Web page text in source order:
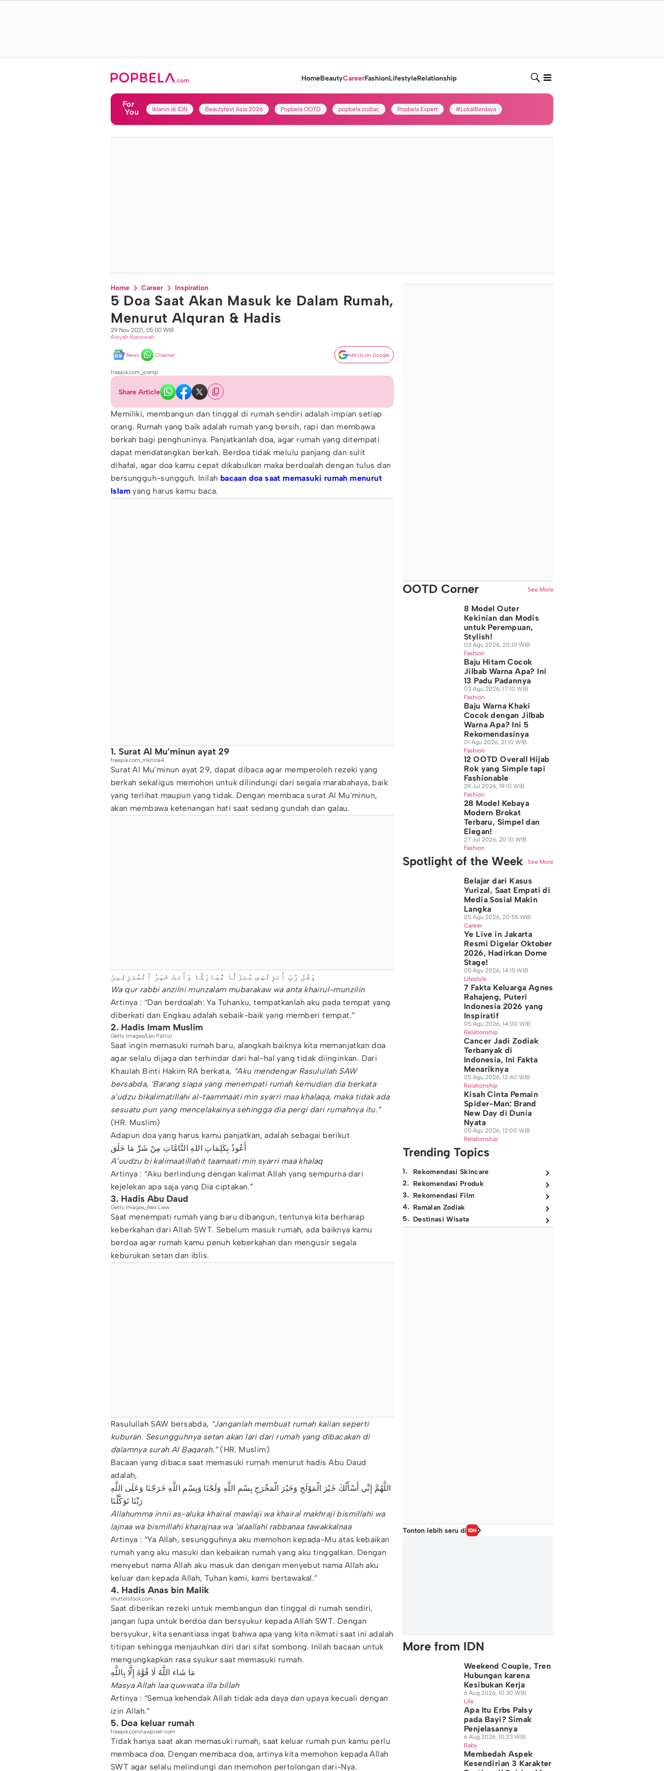
HomeBeautyCareerFashionLifestyleRelationship
For
You
Iklanin di IDN Beautyfest Asia 2026 Popbela OOTD popbela zodiac Popbela Expert #LokalBerdaya
Home Career Inspiration
5 Doa Saat Akan Masuk ke Dalam Rumah,
Menurut Alquran & Hadis
29 Nov 2021, 05:00 WIB
Aisyah Banowati
News Channel Add Us on Google
freepik.com_jcomp
Share Article
Memiliki, membangun dan tinggal di rumah sendiri adalah impian setiap
orang. Rumah yang baik adalah rumah yang bersih, rapi dan membawa
berkah bagi penghuninya. Panjatkanlah doa, agar rumah yang ditempati
dapat mendatangkan berkah. Berdoa tidak melulu panjang dan sulit
dihafal, agar doa kamu cepat dikabulkan maka berdoalah dengan tulus dan
bersungguh-sungguh. Inilah bacaan doa saat memasuki rumah menurut
Islam yang harus kamu baca.
1. Surat Al Mu’minun ayat 29
freepik.com_mkitina4
Surat Al Mu’minun ayat 29, dapat dibaca agar memperoleh rezeki yang
berkah sekaligus memohon untuk dilindungi dari segala marabahaya, baik
yang terlihat maupun yang tidak. Dengan membaca surat Al Mu'minun,
akan membawa ketenangan hati saat sedang gundah dan galau.
Wa qur rabbi anzilni munzalam mubarakaw wa anta khairul-munzilin
Artinya : “Dan berdoalah: Ya Tuhanku, tempatkanlah aku pada tempat yang
diberkati dan Engkau adalah sebaik-baik yang memberi tempat.”
2. Hadis Imam Muslim
Getty Images/Leo Patrizi
Saat ingin memasuki rumah baru, alangkah baiknya kita memanjatkan doa
agar selalu dijaga dan terhindar dari hal-hal yang tidak diinginkan. Dari
Khaulah Binti Hakim RA berkata, “Aku mendengar Rasulullah SAW
bersabda, ‘Barang siapa yang menempati rumah kemudian dia berkata
a’udzu bikalimatillahi al-taammaati min syarri maa khalaqa, maka tidak ada
sesuatu pun yang mencelakainya sehingga dia pergi dari rumahnya itu.”
(HR. Muslim)
Adapun doa yang harus kamu panjatkan, adalah sebagai berikut
أَعُوذُ بِكَلِمَاتِ اللهِ التَّامَّاتِ مِنْ شَرِّ مَا خَلَق
A’uudzu bi kalimaatillahit taamaati min syarri maa khalaq
Artinya : “Aku berlindung dengan kalimat Allah yang sempurna dari
kejelekan apa saja yang Dia ciptakan.”
3. Hadis Abu Daud
Getty Images_Alex Liew
Saat menempati rumah yang baru dibangun, tentunya kita berharap
keberkahan dari Allah SWT. Sebelum masuk rumah, ada baiknya kamu
berdoa agar rumah kamu penuh keberkahan dan mengusir segala
keburukan setan dan iblis.
Rasulullah SAW bersabda, “Janganlah membuat rumah kalian seperti
kuburan. Sesungguhnya setan akan lari dari rumah yang dibacakan di
dalamnya surah Al Baqarah.”(HR. Muslim)
Bacaan yang dibaca saat memasuki rumah menurut hadis Abu Daud
adalah,
اللَّهُمَّ إِنِّي أَسْأَلُكَ خَيْرَ الْمَوْلَجِ وَخَيْرَ الْمَخْرَجِ بِسْمِ اللَّهِ وَلَجْنَا وَبِسْمِ اللَّهِ خَرَجْنَا وَعَلَى اللَّهِ
رَبِّنَا تَوَكَّلْنَا
Allahumma innii as-aluka khairal mawlaji wa khairal makhraji bismillahi wa
lajnaa wa bismillahi kharajnaa wa ‘alaallahi rabbanaa tawakkalnaa
Artinya : “Ya Allah, sesungguhnya aku memohon kepada-Mu atas kebaikan
rumah yang aku masuki dan kebaikan rumah yang aku tinggalkan. Dengan
menyebut nama Allah aku masuk dan dengan menyebut nama Allah aku
keluar dan kepada Allah, Tuhan kami, kami bertawakal.”
4. Hadis Anas bin Malik
shutterstock.com
Saat diberikan rezeki untuk membangun dan tinggal di rumah sendiri,
jangan lupa untuk berdoa dan bersyukur kepada Allah SWT. Dengan
bersyukur, kita senantiasa ingat bahwa apa yang kita nikmati saat ini adalah
titipan sehingga menjauhkan diri dari sifat sombong. Inilah bacaan untuk
mengungkapkan rasa syukur saat memasuki rumah.
مَا شَاء اللَّهُ لَا قُوَّةَ إِلَّا بِاللَّهِ
Masya Allah laa quwwata illa billah
Artinya : “Semua kehendak Allah tidak ada daya dan upaya kecuali dengan
izin Allah.”
5. Doa keluar rumah
freepik.com/rawpixel-com
Tidak hanya saat akan memasuki rumah, saat keluar rumah pun kamu perlu
membaca doa. Dengan membaca doa, artinya kita memohon kepada Allah
SWT agar selalu melindungi dan memohon pertolongan dari-Nya.
OOTD Corner See More
8 Model Outer
Kekinian dan Modis
untuk Perempuan,
Stylish!
03 Agu 2026, 20:10 WIB
Fashion
Baju Hitam Cocok
Jilbab Warna Apa? Ini
13 Padu Padannya
03 Agu 2026, 17:10 WIB
Fashion
Baju Warna Khaki
Cocok dengan Jilbab
Warna Apa? Ini 5
Rekomendasinya
01 Agu 2026, 21:10 WIB
Fashion
12 OOTD Overall Hijab
Rok yang Simple tapi
Fashionable
29 Jul 2026, 19:10 WIB
Fashion
28 Model Kebaya
Modern Brokat
Terbaru, Simpel dan
Elegan!
27 Jul 2026, 20:10 WIB
Fashion
Spotlight of the Week See More
Belajar dari Kasus
Yurizal, Saat Empati di
Media Sosial Makin
Langka
05 Agu 2026, 20:55 WIB
Career
Ye Live in Jakarta
Resmi Digelar Oktober
2026, Hadirkan Dome
Stage!
05 Agu 2026, 14:15 WIB
Lifestyle
7 Fakta Keluarga Agnes
Rahajeng, Puteri
Indonesia 2026 yang
Inspiratif
05 Agu 2026, 14:00 WIB
Relationship
Cancer Jadi Zodiak
Terbanyak di
Indonesia, Ini Fakta
Menariknya
05 Agu 2026, 12:40 WIB
Relationship
Kisah Cinta Pemain
Spider-Man: Brand
New Day di Dunia
Nyata
05 Agu 2026, 12:00 WIB
Relationship
Trending Topics
1.
Rekomendasi Skincare
2. Rekomendasi Produk
3. Rekomendasi Film
4. Ramalan Zodiak
5. Destinasi Wisata
Tonton lebih seru di
More from IDN
Weekend Couple, Tren
Hubungan karena
Kesibukan Kerja
6 Aug 2026, 10:30 WIB
Life
Apa Itu Erbs Palsy
pada Bayi? Simak
Penjelasannya
6 Aug 2026, 10:23 WIB
Baby
Membedah Aspek
Kesendirian 3 Karakter